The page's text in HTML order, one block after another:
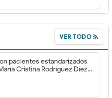
VER TODO
pacientes estandarizados
Cristina Rodríguez Díez